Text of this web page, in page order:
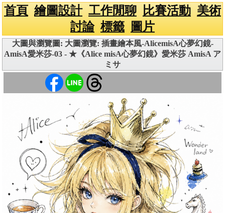
首頁 繪圖設計 工作閒聊 比賽活動 美術
討論 標籤 圖片
大圖與瀏覽圖: 大圖瀏覽: 插畫繪本風-AlicemisA心夢幻鏡-
AmisA愛米莎-03 - ★《Alice misA心夢幻鏡》愛米莎 AmisA ア
ミサ